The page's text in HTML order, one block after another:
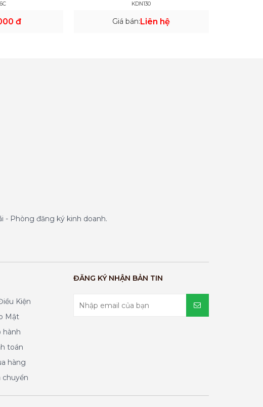
đ
KDN130
Giá bán:Liên hệ
- Phòng đăng ký kinh doanh.
Kiện
Mật
hành
toán
hàng
chuyển
ĐĂNG KÝ NHẬN BẢN TIN